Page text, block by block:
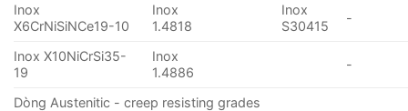
Inox
X6CrNiSiNCe19-10
Inox
1.4818
Inox
S30415
-
Inox X10NiCrSi35-
19
Inox
1.4886
-
Dòng Austenitic - creep resisting grades